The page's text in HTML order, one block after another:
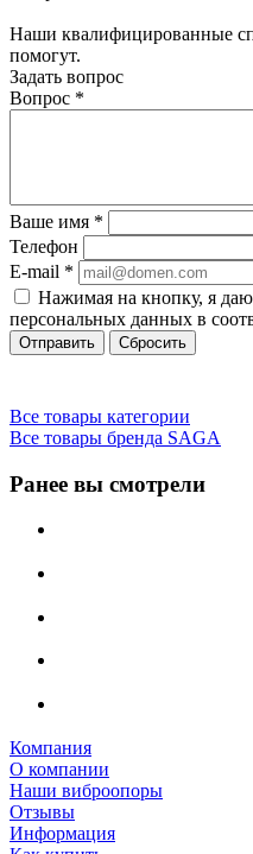
Наши квалифицированные
помогут.
Задать вопрос
Вопрос *
Ваше имя *
Телефон
E-mail *
Нажимая на кнопку, я даю
персональных данных в
Сбросить
Все товары категории
Все товары бренда SAGA
Ранее вы смотрели
Компания
О компании
Наши виброопоры
Отзывы
Информация